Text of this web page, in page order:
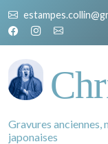
Gravures anciennes,
japonaises